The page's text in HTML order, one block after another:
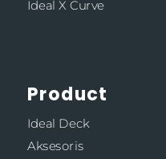
Ideal X Curve
Product
Ideal Deck
Aksesoris